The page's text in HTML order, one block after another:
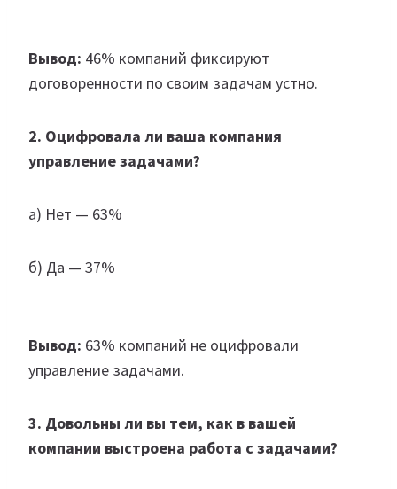
Вывод: 46% компаний фиксируют
договоренности по своим задачам устно.
2. Оцифровала ли ваша компания
управление задачами?
а) Нет — 63%
б) Да — 37%
Вывод: 63% компаний не оцифровали
управление задачами.
3. Довольны ли вы тем, как в вашей
компании выстроена работа с задачами?